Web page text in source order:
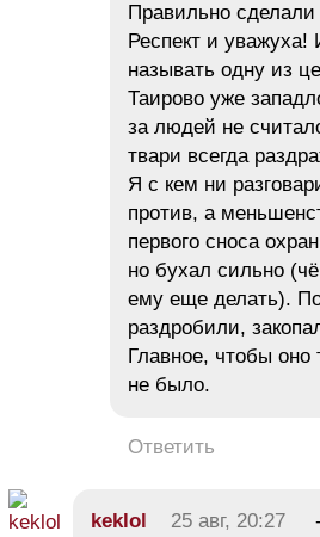
Правильно
Респект и
называть одну из
Таирово уже
за людей не
твари всегда
Я с кем ни
против, а
первого сноса
но бухал сильно
ему еще делать).
раздробили,
Главное, чтобы
не было.
Ответить
keklol 25 авг, 20:27